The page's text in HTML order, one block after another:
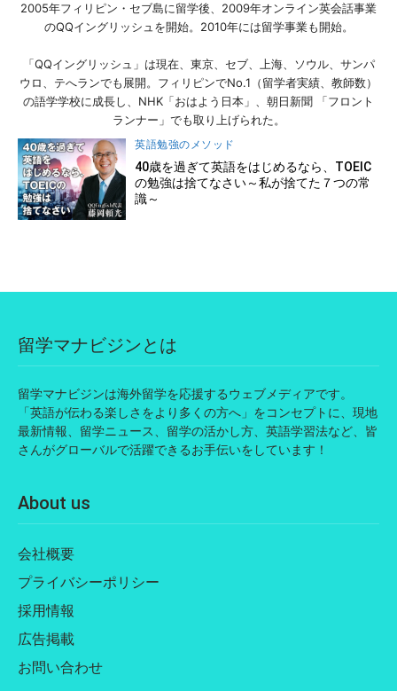
2005年フィリピン・セブ島に留学後、2009年オンライン英会話事業
のQQイングリッシュを開始。2010年には留学事業も開始。
「QQイングリッシュ」は現在、東京、セブ、上海、ソウル、サンパ
ウロ、テへランでも展開。フィリピンでNo.1（留学者実績、教師数）
の語学学校に成長し、NHK「おはよう日本」、朝日新聞 「フロント
ランナー」でも取り上げられた。
英語勉強のメソッド
40歳を過ぎて英語をはじめるなら、TOEIC
の勉強は捨てなさい～私が捨てた７つの常
識～
留学マナビジンとは
留学マナビジンは海外留学を応援するウェブメディアです。
「英語が伝わる楽しさをより多くの方へ」をコンセプトに、現地
最新情報、留学ニュース、留学の活かし方、英語学習法など、皆
さんがグローバルで活躍できるお手伝いをしています！
About us
会社概要
プライバシーポリシー
採用情報
広告掲載
お問い合わせ